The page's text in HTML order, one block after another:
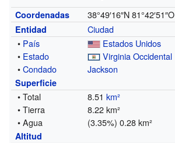
Coordenadas 38°49′16″N 81°42′51″O
Entidad
Ciudad
• País
Estados Unidos
• Estado
Virginia Occidental
•Condado Jackson
Superficie
• Total 8.51km²
• Tierra
8.22 km²
• Agua
(3.35%) 0.28 km²
Altitud